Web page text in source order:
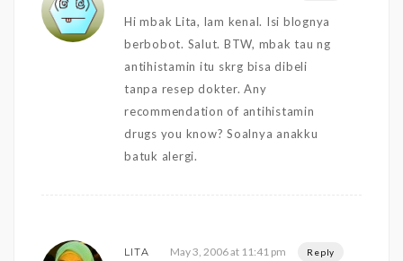
Hi mbak Lita, lam kenal. Isi blognya
berbobot. Salut. BTW, mbak tau ng
antihistamin itu skrg bisa dibeli
tanpa resep dokter. Any
recommendation of antihistamin
drugs you know? Soalnya anakku
batuk alergi.
LITA May 3, 2006 at 11:41 pm Reply